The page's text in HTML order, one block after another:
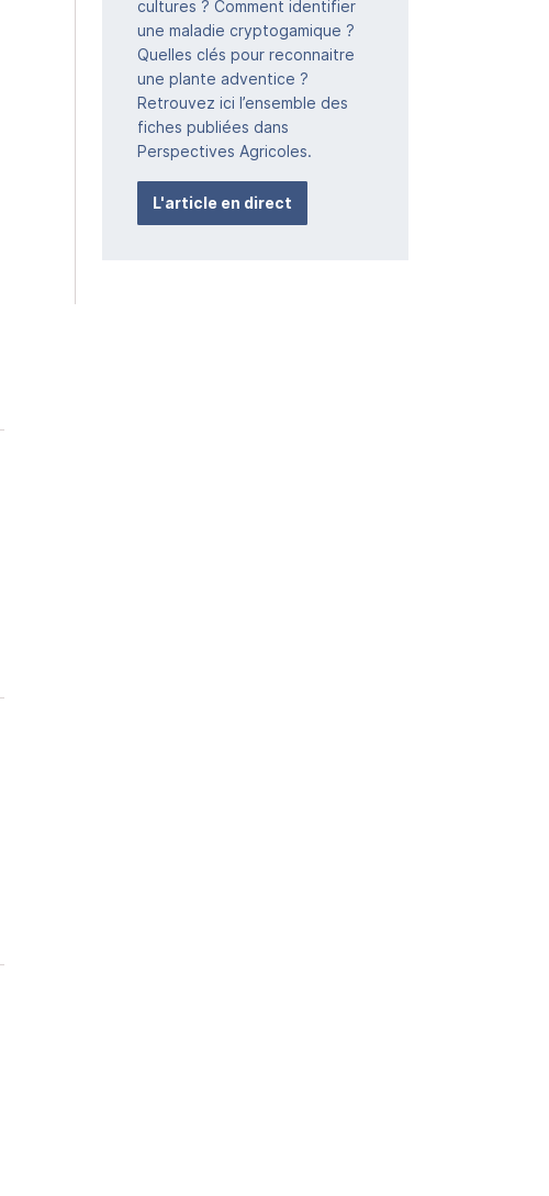
cultures ? Comment identifier
une maladie cryptogamique ?
Quelles clés pour reconnaitre
une plante adventice ?
Retrouvez ici l’ensemble des
fiches publiées dans
Perspectives Agricoles.
L'article en direct